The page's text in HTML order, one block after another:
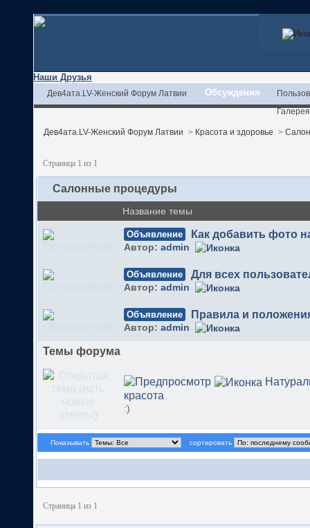
Наши Друзья
Дев4ата.LV-Женский Форум Латвии Обсуждения
Галерея
Дев4ата.LV-Женский Форум Латвии > Красота и здоровье >
Страница 1 из 1
Салонные процедуры
Название темы
Объявление Как добавить фото
Автор: admin
Объявление Для всех
Автор: admin
Объявление Правила и
Автор: admin
Темы форума
красота
:)
Показывать сортировать
Страница 1 из 1